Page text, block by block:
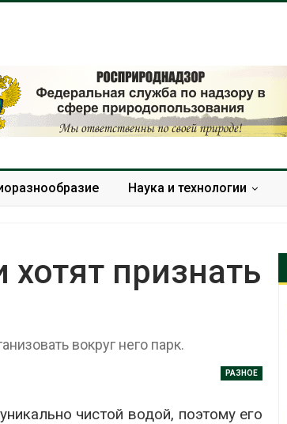
Наука и технологии
признать
вокруг него парк.
РАЗНОЕ
чистой водой, поэтому его
обращения с отходами
предупредили о